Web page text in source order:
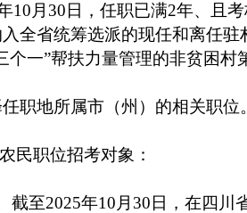
10月30日，任职已满2年、且
全省统筹选派的现任和离任驻
个一”帮扶力量管理的非贫困村
职地所属市（州）的相关职位
民职位招考对象：
截至2025年10月30日，在四川